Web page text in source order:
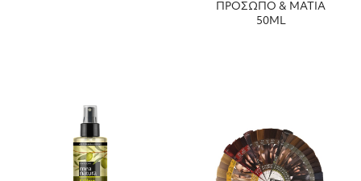
ΠΡΟΣΩΠΟ & ΜΑΤΙΑ
50ML